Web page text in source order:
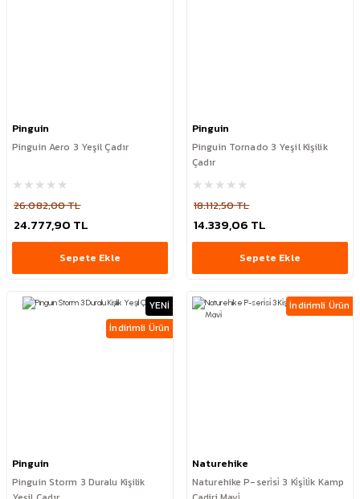
Pinguin
Pinguin Aero 3 Yeşil Çadır
26.082,00 TL
24.777,90 TL
Sepete Ekle
Pinguin
Pinguin Tornado 3 Yeşil Kişilik
Çadır
18.112,50 TL
14.339,06 TL
Sepete Ekle
YENİ
İndirimli Ürün
Pinguin
Pinguin Storm 3 Duralu Kişilik
İndirimli Ürün
Naturehike
Naturehike P-seri̇si̇ 3 Ki̇şi̇li̇k Kamp